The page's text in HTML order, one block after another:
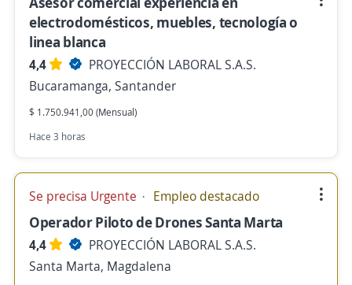
electrodomésticos, muebles, tecnología o
linea blanca
4,4
PROYECCIÓN LABORAL S.A.S.
Bucaramanga, Santander
$ 1.750.941,00 (Mensual)
Hace 3 horas
Se precisa Urgente Empleo destacado
Operador Piloto de Drones Santa Marta
4,4
PROYECCIÓN LABORAL S.A.S.
Santa Marta, Magdalena